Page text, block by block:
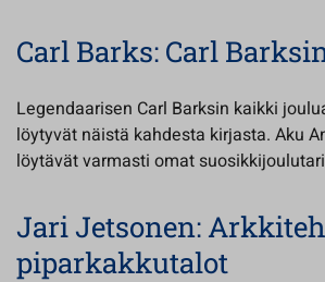
Carl Barks: Carl
Legendaarisen Carl Barksin kaikki
löytyvät näistä kahdesta kirjasta. Aku
löytävät varmasti omat
Jari Jetsonen:
piparkakkutalot